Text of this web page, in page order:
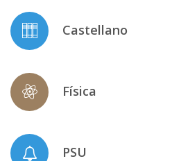
Castellano
Física
PSU